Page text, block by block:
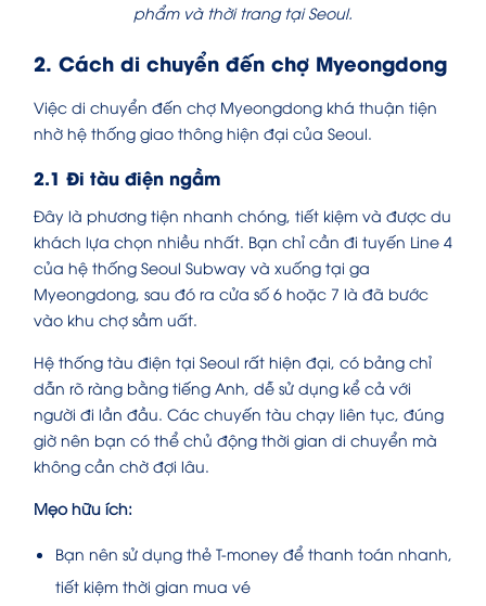
phẩm và thời trang tại Seoul.
2. Cách di chuyển đến chợ Myeongdong
Việc di chuyển đến chợ Myeongdong khá thuận tiện
nhờ hệ thống giao thông hiện đại của Seoul.
2.1 Đi tàu điện ngầm
Đây là phương tiện nhanh chóng, tiết kiệm và được du
khách lựa chọn nhiều nhất. Bạn chỉ cần đi tuyến Line 4
của hệ thống Seoul Subway và xuống tại ga
Myeongdong, sau đó ra cửa số 6 hoặc 7 là đã bước
vào khu chợ sầm uất.
Hệ thống tàu điện tại Seoul rất hiện đại, có bảng chỉ
dẫn rõ ràng bằng tiếng Anh, dễ sử dụng kể cả với
người đi lần đầu. Các chuyến tàu chạy liên tục, đúng
giờ nên bạn có thể chủ động thời gian di chuyển mà
không cần chờ đợi lâu.
Mẹo hữu ích:
Bạn nên sử dụng thẻ T-money để thanh toán nhanh,
tiết kiệm thời gian mua vé